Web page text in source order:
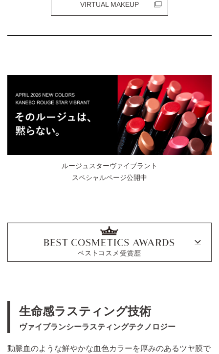
VIRTUAL MAKEUP
ルージュスターヴァイブラント
スペシャルページ公開中
生命感ラスティング技術
ヴァイブランシーラスティングテクノロジー
動脈血のような鮮やかな血色カラーを厚みのあるツヤ膜で